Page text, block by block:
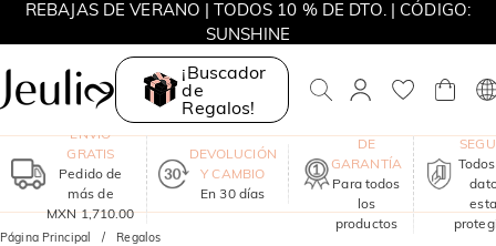
REBAJAS DE VERANO | TODOS 10 % DE DTO. | CÓDIGO:
SUNSHINE
REBAJAS DE VERANO | 15% DE DTO. DESDE MXN 3,420 |
CÓDIGO: SUNSHINE
¡Buscador
de
Regalos!
ENVÍO
GRATIS
Pedido de
más de
MXN 1,710.00
DEVOLUCIÓN
Y CAMBIO
En 30 días
DE
GARANTÍA
Para todos
los
productos
Página Principal Regalos